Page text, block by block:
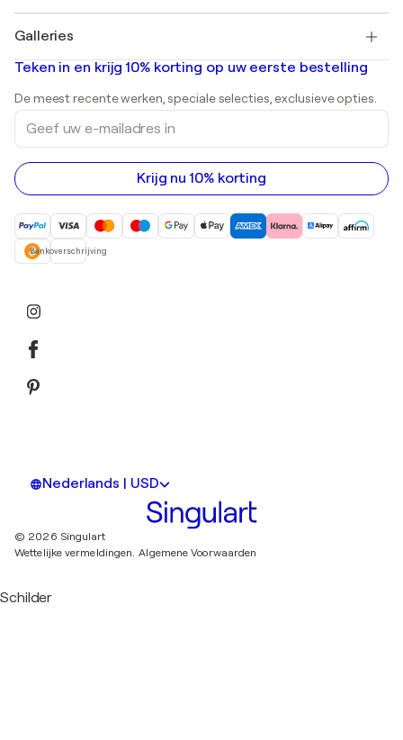
Banksy
Mr. Brainwash
Shepard Fairey
Abstracte schilderijen te koop
Landschapsschilderijen
Beelden
Acrylverfschilderijen
Galleries
Kunstgaleries in Nederland
Teken in en krijg 10% korting op uw eerste bestelling
De meest recente werken, speciale selecties, exclusieve opties.
Geef
uw
e-
mailadres
in
Krijg nu 10% korting
Bankoverschrijving
Nederlands | USD
© 2026 Singulart
Wettelijke vermeldingen. Algemene Voorwaarden
Schilder